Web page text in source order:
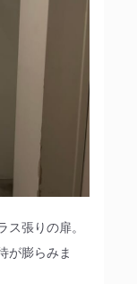
張りの扉。
が膨らみま